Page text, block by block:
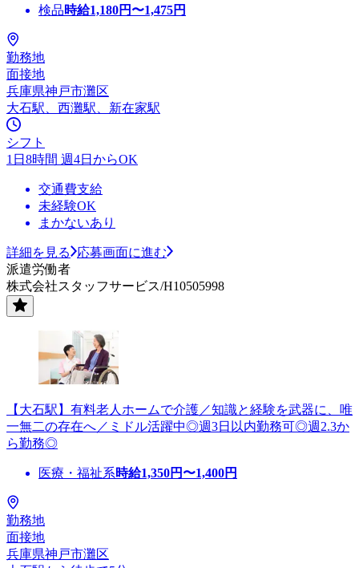
検品時給1,180円〜1,475円
勤務地
面接地
兵庫県神戸市灘区
大石駅、西灘駅、新在家駅
シフト
1日8時間 週4日からOK
交通費支給
未経験OK
まかないあり
詳細を見る
応募画面に進む
派遣労働者
株式会社スタッフサービス/H10505998
【大石駅】有料老人ホームで介護／知識と経験を武器に、唯
一無二の存在へ／ミドル活躍中◎週3日以内勤務可◎週2.3か
ら勤務◎
医療・福祉系時給1,350円〜1,400円
勤務地
面接地
兵庫県神戸市灘区